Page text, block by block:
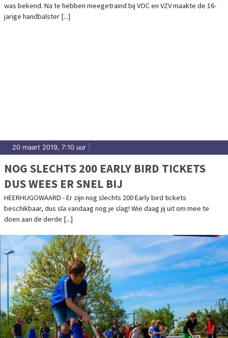
was bekend. Na te hebben meegetraind bij VOC en VZV maakte de 16-
jarige handbalster [...]
20 maart 2019, 7:10 uur
NOG SLECHTS 200 EARLY BIRD TICKETS
DUS WEES ER SNEL BIJ
HEERHUGOWAARD - Er zijn nog slechts 200 Early bird tickets
beschikbaar, dus sla vandaag nog je slag! Wie daag jij uit om mee te
doen aan de derde [...]